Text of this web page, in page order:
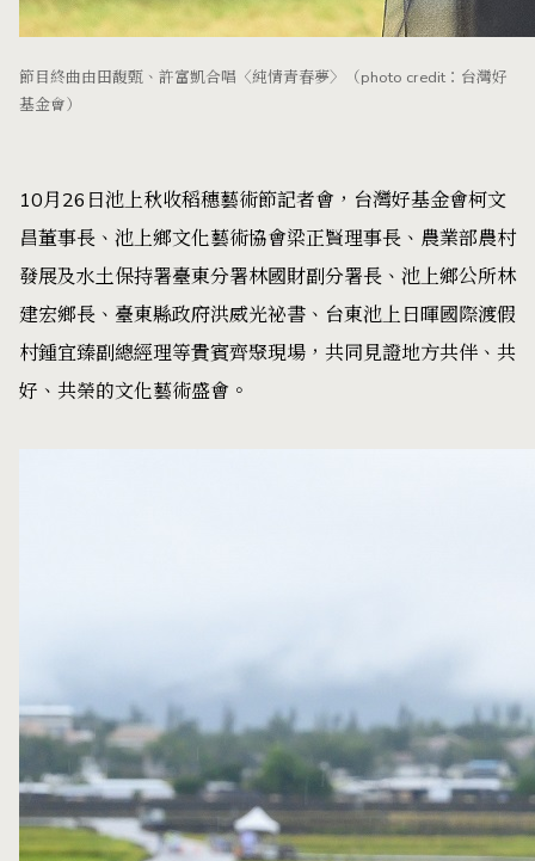
節目終曲由田馥甄、許富凱合唱〈純情青春夢〉（photo credit：台灣好
基金會）
10月26日池上秋收稻穗藝術節記者會，台灣好基金會柯文
昌董事長、池上鄉文化藝術協會梁正賢理事長、農業部農村
發展及水土保持署臺東分署林國財副分署長、池上鄉公所林
建宏鄉長、臺東縣政府洪威光祕書、台東池上日暉國際渡假
村鍾宜臻副總經理等貴賓齊聚現場，共同見證地方共伴、共
好、共榮的文化藝術盛會。